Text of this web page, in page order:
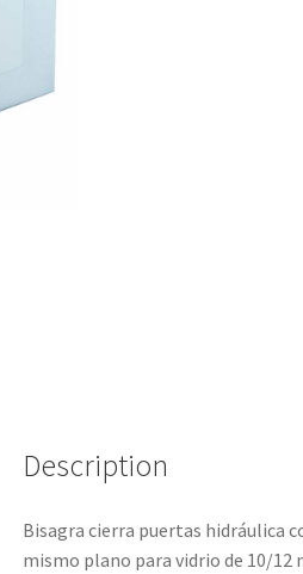
Description
Bisagra cierra puertas hidráulica
mismo plano para vidrio de 10/12